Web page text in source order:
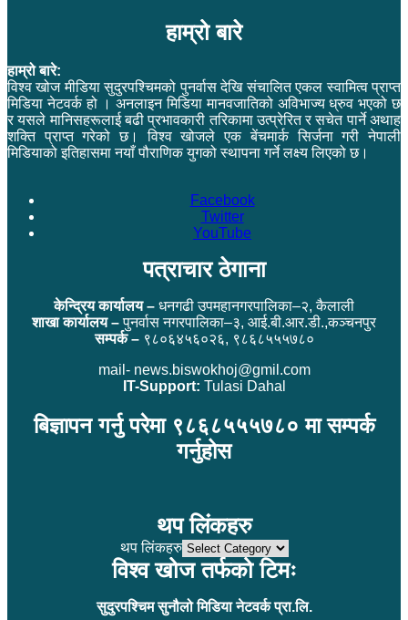
हाम्रो बारे
हाम्रो बारे:
विश्व खोज मीडिया सुदुरपश्चिमको पुनर्वास देखि संचालित एकल स्वामित्व प्राप्त
मिडिया नेटवर्क हो । अनलाइन मिडिया मानवजातिको अविभाज्य ध्रुव भएको छ
र यसले मानिसहरूलाई बढी प्रभावकारी तरिकामा उत्प्रेरित र सचेत पार्ने अथाह
शक्ति प्राप्त गरेको छ। विश्व खोजले एक बेंचमार्क सिर्जना गरी नेपाली
मिडियाको इतिहासमा नयाँ पौराणिक युगको स्थापना गर्ने लक्ष्य लिएको छ।
Facebook
Twitter
YouTube
पत्राचार ठेगाना
केन्द्रिय कार्यालय – धनगढी उपमहानगरपालिका–२, कैलाली
शाखा कार्यालय –पुनर्वास नगरपालिका–३, आई.बी.आर.डी.,कञ्चनपुर
सम्पर्क –९८०६४५६०२६, ९८६८५५५७८०
mail- news.biswokhoj@gmil.com
IT-Support: Tulasi Dahal
बिज्ञापन गर्नु परेमा ९८६८५५५७८० मा सम्पर्क
गर्नुहोस
थप लिंकहरु
थप लिंकहरु
विश्व खोज तर्फको टिमः
सुदुरपश्चिम सुनौलो मिडिया नेटवर्क प्रा.लि.